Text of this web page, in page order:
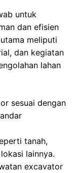
untuk
dan efisien
meliputi
dan kegiatan
lahan
sesuai dengan
tanah,
lainnya.
excavator